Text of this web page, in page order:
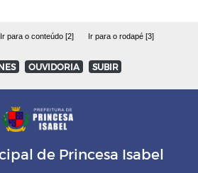
Ir para o conteúdo [2] Ir para o rodapé [3]
OUVIDORIA SUBIR
de Princesa Isabel